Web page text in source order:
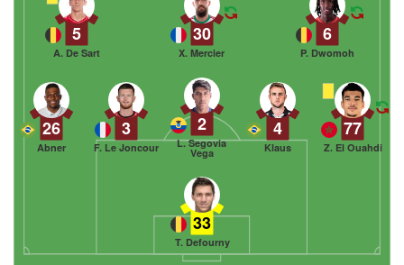
33
T. Defourny
26
Abner
3
F. Le Joncour
2
L. Segovia
Vega
4
Klaus
77
Z. El Ouahdi
5
A. De Sart
30
X. Mercier
6
P. Dwomoh